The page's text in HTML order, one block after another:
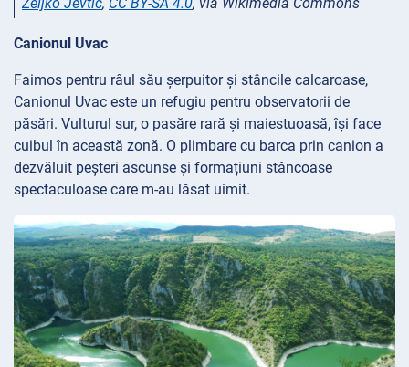
Canionul Uvac
Faimos pentru râul său șerpuitor și stâncile calcaroase,
Canionul Uvac este un refugiu pentru observatorii de
păsări. Vulturul sur, o pasăre rară și maiestuoasă, își face
cuibul în această zonă. O plimbare cu barca prin canion a
dezvăluit peșteri ascunse și formațiuni stâncoase
spectaculoase care m-au lăsat uimit.